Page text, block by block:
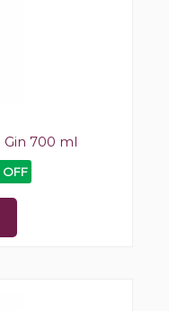
700 ml
OFF